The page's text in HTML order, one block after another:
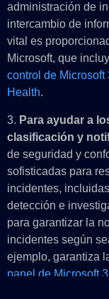
administración de
intercambio de
vital es
Microsoft, que
control de
Health.
3. Para ayudar a
clasificación y
de seguridad y
sofisticadas para
incidentes,
detección e
para garantizar la
incidentes según
ejemplo, garantiza
panel de Microsoft